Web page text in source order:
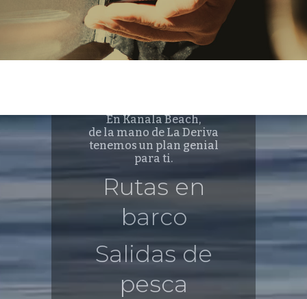
Reproductor
En Kanala Beach,
de la mano de La Deriva
tenemos un plan genial
para ti.
Rutas en
barco
Salidas de
pesca